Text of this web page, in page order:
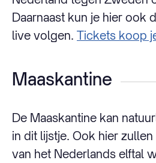
Daarnaast kun je hier ook
live volgen. Tickets koop
Maaskantine
De Maaskantine kan
in dit lijstje. Ook hier
van het Nederlands elftal